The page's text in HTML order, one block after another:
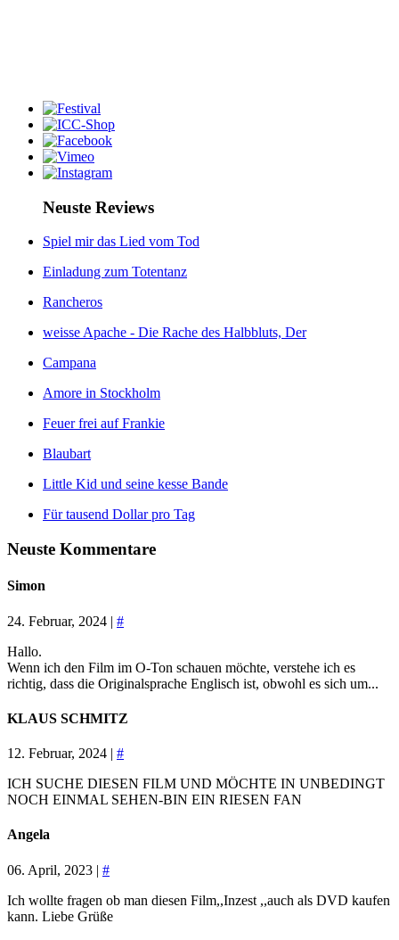
Neuste Reviews
Spiel mir das Lied vom Tod
Einladung zum Totentanz
Rancheros
weisse Apache - Die Rache des Halbbluts, Der
Campana
Amore in Stockholm
Feuer frei auf Frankie
Blaubart
Little Kid und seine kesse Bande
Für tausend Dollar pro Tag
Neuste Kommentare
Simon
24. Februar, 2024 | #
Hallo.
Wenn ich den Film im O-Ton schauen möchte, verstehe ich es
richtig, dass die Originalsprache Englisch ist, obwohl es sich um...
KLAUS SCHMITZ
12. Februar, 2024 | #
ICH SUCHE DIESEN FILM UND MÖCHTE IN UNBEDINGT
NOCH EINMAL SEHEN-BIN EIN RIESEN FAN
Angela
06. April, 2023 | #
Ich wollte fragen ob man diesen Film,,Inzest ,,auch als DVD kaufen
kann. Liebe Grüße